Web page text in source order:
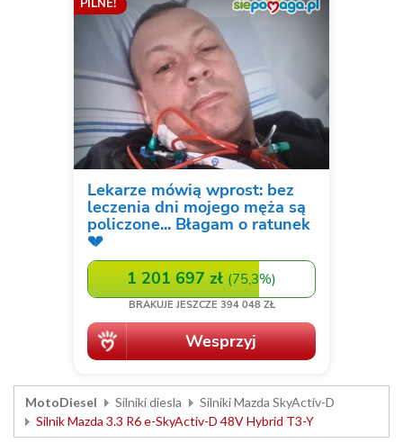
MotoDiesel Silniki diesla
Silniki Mazda SkyActiv-D
Silnik Mazda 3.3 R6 e-SkyActiv-D 48V Hybrid T3-Y